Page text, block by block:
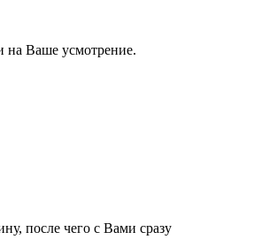
Ваше усмотрение.
после чего с Вами сразу